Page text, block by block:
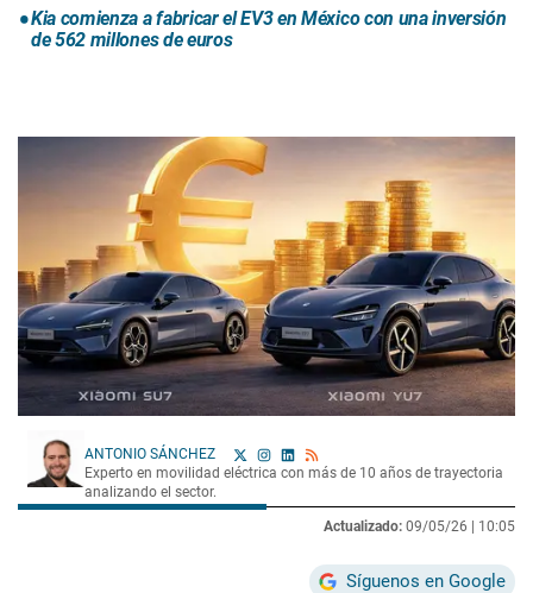
Kia comienza a fabricar el EV3 en México con una inversión
de 562 millones de euros
ANTONIO SÁNCHEZ
Experto en movilidad eléctrica con más de 10 años de trayectoria
analizando el sector.
Actualizado: 09/05/26 | 10:05
Síguenos en Google